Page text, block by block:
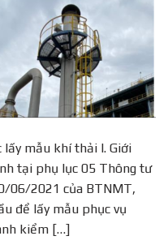
lấy mẫu khí thải I. Giới
phụ lục 05 Thông tư
06/2021 của BTNMT,
để lấy mẫu phục vụ
kiểm […]